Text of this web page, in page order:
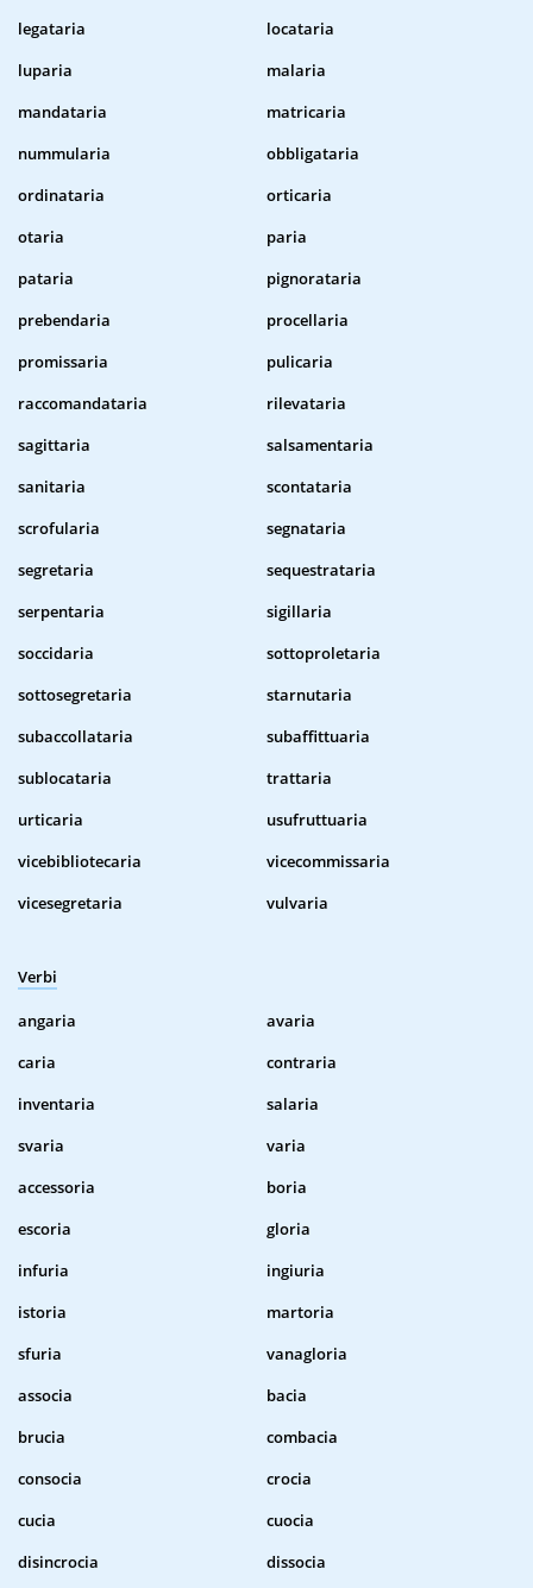
legataria
locataria
luparia
malaria
mandataria
matricaria
nummularia
obbligataria
ordinataria
orticaria
otaria
paria
pataria
pignorataria
prebendaria
procellaria
promissaria
pulicaria
raccomandataria
rilevataria
sagittaria
salsamentaria
sanitaria
scontataria
scrofularia
segnataria
segretaria
sequestrataria
serpentaria
sigillaria
soccidaria
sottoproletaria
sottosegretaria
starnutaria
subaccollataria
subaffittuaria
sublocataria
trattaria
urticaria
usufruttuaria
vicebibliotecaria
vicecommissaria
vicesegretaria
vulvaria
Verbi
angaria
avaria
caria
contraria
inventaria
salaria
svaria
varia
accessoria
boria
escoria
gloria
infuria
ingiuria
istoria
martoria
sfuria
vanagloria
associa
bacia
brucia
combacia
consocia
crocia
cucia
cuocia
disincrocia
dissocia